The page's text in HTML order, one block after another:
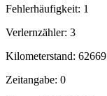
Fehlerhäufigkeit: 1
Verlernzähler: 3
Kilometerstand:
Zeitangabe: 0